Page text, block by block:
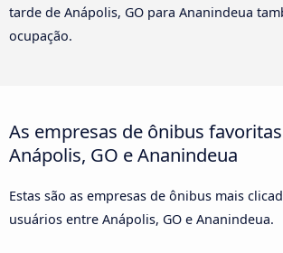
tarde de Anápolis, GO para Ananindeua
ocupação.
As empresas de ônibus
Anápolis, GO e Ananindeua
Estas são as empresas de ônibus mais
usuários entre Anápolis, GO e Ananindeua.